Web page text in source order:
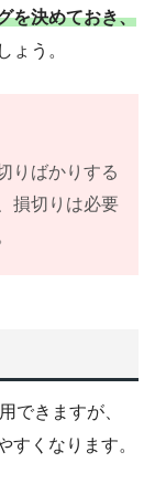
を決めておき、
ょう。
りばかりする
損切りは必要
できますが、
すくなります。